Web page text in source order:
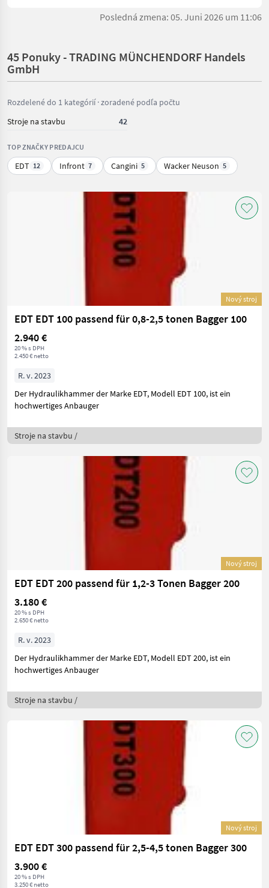
Posledná zmena: 05. Juni 2026 um 11:06
45 Ponuky - TRADING MÜNCHENDORF Handels
GmbH
Rozdelené do 1 kategórií · zoradené podľa počtu
Stroje na stavbu
42
TOP ZNAČKY PREDAJCU
EDT 12 Infront 7 Cangini 5 Wacker Neuson 5
Nový stroj
EDT EDT 100 passend für 0,8-2,5 tonen Bagger 100
2.940 €
20 % s DPH
2.450 € netto
R. v. 2023
Der Hydraulikhammer der Marke EDT, Modell EDT 100, ist ein
hochwertiges Anbauger
Stroje na stavbu /
Nový stroj
EDT EDT 200 passend für 1,2-3 Tonen Bagger 200
3.180 €
20 % s DPH
2.650 € netto
R. v. 2023
Der Hydraulikhammer der Marke EDT, Modell EDT 200, ist ein
hochwertiges Anbauger
Stroje na stavbu /
Nový stroj
EDT EDT 300 passend für 2,5-4,5 tonen Bagger 300
3.900 €
20 % s DPH
3.250 € netto